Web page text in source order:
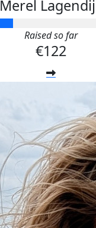
Merel
Raised so far
€122